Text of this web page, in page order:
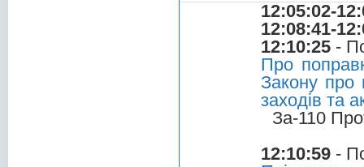
12:05:02-
12:08:41-
12:10:25 -
Про
Закону про
заходів та
За-110
12:10:59 -